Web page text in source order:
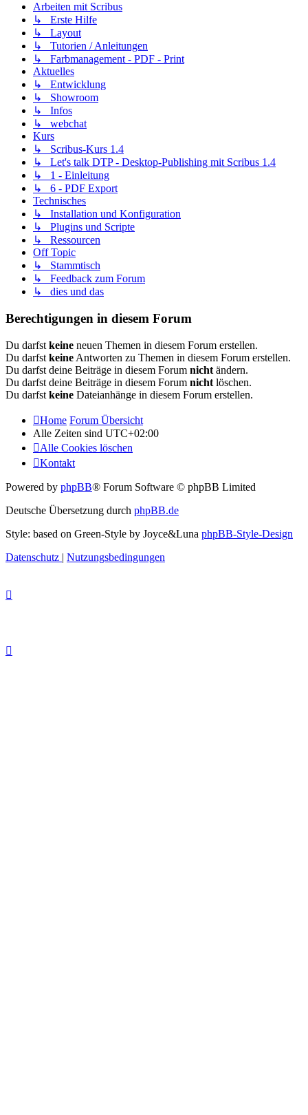
Arbeiten mit Scribus
↳ Erste Hilfe
↳ Layout
↳ Tutorien / Anleitungen
↳ Farbmanagement - PDF - Print
Aktuelles
↳ Entwicklung
↳ Showroom
↳ Infos
↳ webchat
Kurs
↳ Scribus-Kurs 1.4
↳ Let's talk DTP - Desktop-Publishing mit Scribus 1.4
↳ 1 - Einleitung
↳ 6 - PDF Export
Technisches
↳ Installation und Konfiguration
↳ Plugins und Scripte
↳ Ressourcen
Off Topic
↳ Stammtisch
↳ Feedback zum Forum
↳ dies und das
Berechtigungen in diesem Forum
Du darfst keine neuen Themen in diesem Forum erstellen.
Du darfst keine Antworten zu Themen in diesem Forum erstellen.
Du darfst deine Beiträge in diesem Forum nicht ändern.
Du darfst deine Beiträge in diesem Forum nicht löschen.
Du darfst keine Dateianhänge in diesem Forum erstellen.
Home Forum Übersicht
Alle Zeiten sind UTC+02:00
Alle Cookies löschen
Kontakt
Powered by phpBB® Forum Software © phpBB Limited
Deutsche Übersetzung durch phpBB.de
Style: based on Green-Style by Joyce&Luna phpBB-Style-Design
Datenschutz | Nutzungsbedingungen